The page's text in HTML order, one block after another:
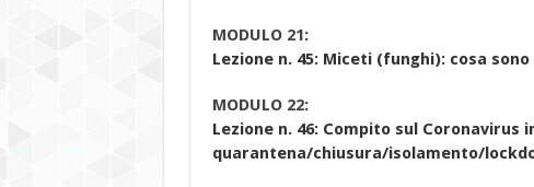
MODULO 21:
Lezione n. 45: Miceti (funghi): cosa
MODULO 22:
Lezione n. 46: Compito sul Coronavirus
quarantena/chiusura/isolamento/